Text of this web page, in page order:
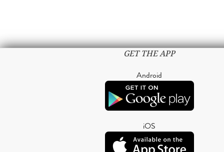
GET THE APP
Android
iOS